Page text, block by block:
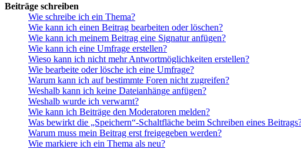
Beiträge schreiben
Wie schreibe ich ein Thema?
Wie kann ich einen Beitrag bearbeiten oder löschen?
Wie kann ich meinem Beitrag eine Signatur anfügen?
Wie kann ich eine Umfrage erstellen?
Wieso kann ich nicht mehr Antwortmöglichkeiten erstellen?
Wie bearbeite oder lösche ich eine Umfrage?
Warum kann ich auf bestimmte Foren nicht zugreifen?
Weshalb kann ich keine Dateianhänge anfügen?
Weshalb wurde ich verwarnt?
Wie kann ich Beiträge den Moderatoren melden?
Was bewirkt die „Speichern“-Schaltfläche beim Schreiben eines
Warum muss mein Beitrag erst freigegeben werden?
Wie markiere ich ein Thema als neu?